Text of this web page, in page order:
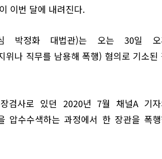
이번 달에 내려진다.
박정화 대법관)는 오는 30일 오
위나 직무를 남용해 폭행) 혐의로 기소된
검사로 있던 2020년 7월 채널A 기자
압수수색하는 과정에서 한 장관을 폭